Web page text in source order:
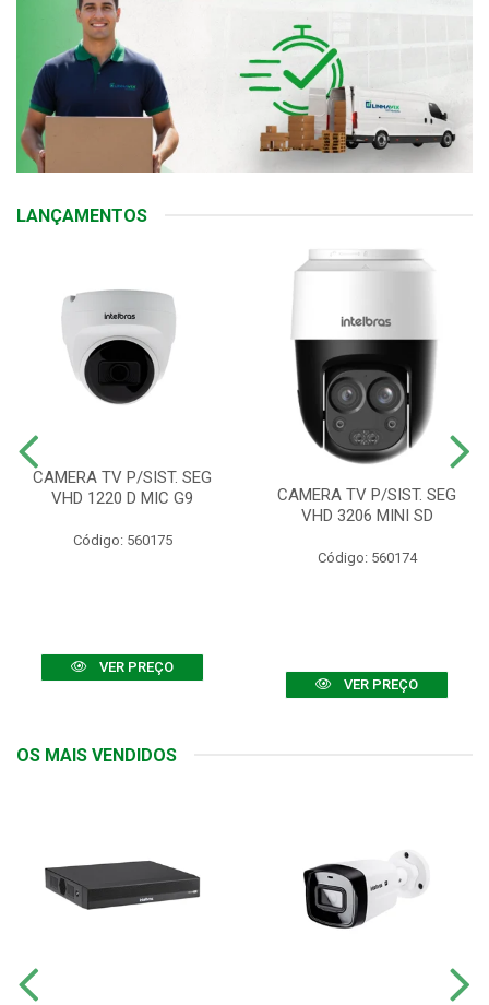
LANÇAMENTOS
CAMERA TV P/SIST. SEG
VHD 1220 D MIC G9
Código: 560175
VER PREÇO
CAMERA TV P/SIST. SEG
VHD 3206 MINI SD
Código: 560174
VER PREÇO
OS MAIS VENDIDOS